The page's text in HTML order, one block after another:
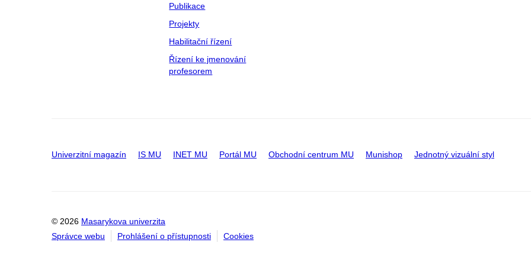
Publikace
Projekty
Habilitační řízení
Řízení ke jmenování
profesorem
Univerzitní magazín IS MU INET MU Portál MU Obchodní centrum MU Munishop Jednotný vizuální styl
© 2026 Masarykova univerzita
Správce webu
Prohlášení o přístupnosti Cookies